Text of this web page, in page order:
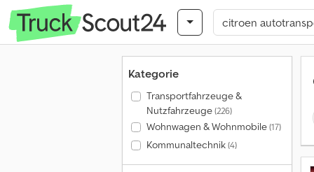
Kategorie
Transportfahrzeuge &
Nutzfahrzeuge(226)
Wohnwagen & Wohnmobile(17)
Kommunaltechnik(4)